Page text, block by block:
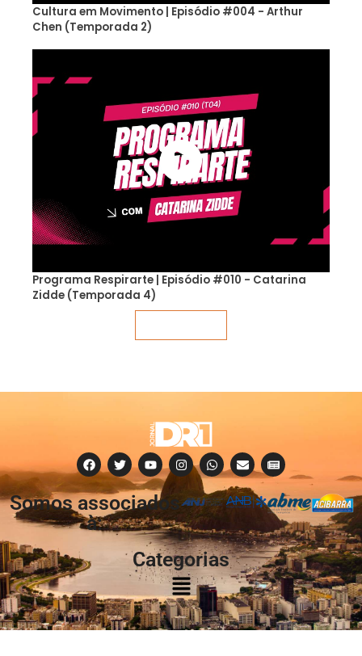
Cultura em Movimento | Episódio #004 - Arthur
Chen (Temporada 2)
Programa Respirarte | Episódio #010 - Catarina
Zidde (Temporada 4)
Somos associados
à:
Categorias